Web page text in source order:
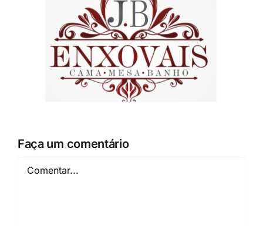
Faça um comentário